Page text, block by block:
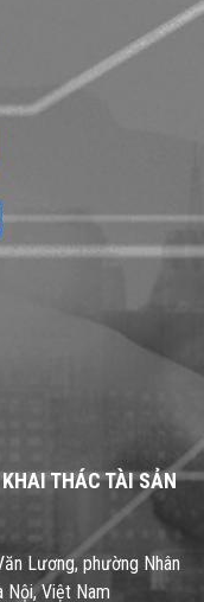
THÁC TÀI SẢN
Lương, phường Nhân
Nội, Việt Nam